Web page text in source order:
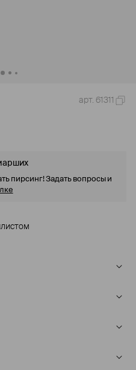
арт. 61311
пирсинг! Задать вопросы и